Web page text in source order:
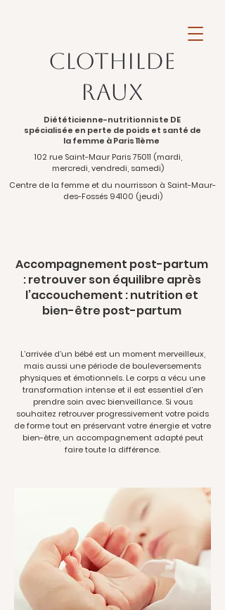
Clothilde
Raux
Diététicienne-nutritionniste DE
spécialisée en perte de poids et santé de
la femme à Paris 11ème
102 rue Saint-Maur Paris 75011 (mardi,
mercredi, vendredi, samedi)
Centre de la femme et du nourrisson à Saint-Maur-
des-Fossés 94100 (jeudi)
Accompagnement post-partum
: retrouver son équilibre après
l’accouchement : nutrition et
bien-être post-partum
L’arrivée d’un bébé est un moment merveilleux,
mais aussi une période de bouleversements
physiques et émotionnels. Le corps a vécu une
transformation intense et il est essentiel d’en
prendre soin avec bienveillance. Si vous
souhaitez retrouver progressivement votre poids
de forme tout en préservant votre énergie et votre
bien-être, un accompagnement adapté peut
faire toute la différence.